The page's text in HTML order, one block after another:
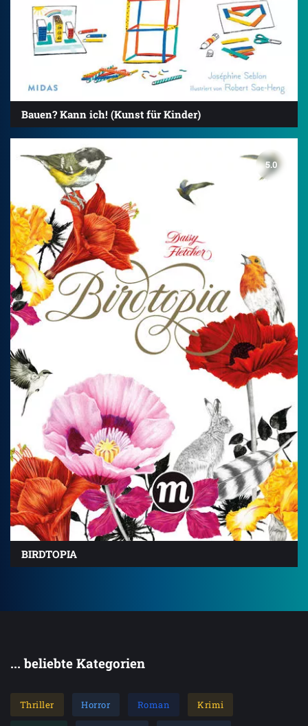
Bauen? Kann ich! (Kunst für Kinder)
5.0
BIRDTOPIA
... beliebte Kategorien
Thriller Horror Roman Krimi